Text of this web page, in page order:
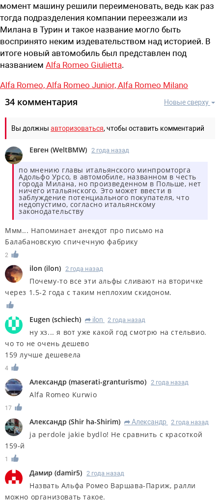
момент машину решили переименовать, ведь как раз
тогда подразделения компании переезжали из
Милана в Турин и такое название могло быть
воспринято неким издевательством над историей. В
итоге новый автомобиль был представлен под
названием Alfa Romeo Giulietta.
Alfa Romeo, Alfa Romeo Junior, Alfa Romeo Milano
Новые сверху
34 комментария
Вы должны авторизоваться, чтобы оставить комментарий
Евген (WeltBMW) 2 года назад
по мнению главы итальянского минпромторга
Адольфо Урсо, в автомобиле, названном в честь
города Милана, но произведенном в Польше, нет
ничего итальянского. Это может ввести в
заблуждение потенциального покупателя, что
недопустимо, согласно итальянскому
законодательству
Ммм... Напоминает анекдот про письмо на
Балабановскую спичечную фабрику
2
ilon (ilon) 2 года назад
Почему-то все эти альфы сливают на вторичке
через 1.5-2 года с таким неплохим скидоном.
Eugen (schiech) R ilon 2 года назад
ну хз... я вот уже какой год смотрю на стельвио.
чо то не очень дешево
159 лучше дешевела
4
Александр (maserati-granturismo) 2 года назад
Alfa Romeo Kurwio
17
Александр (Shir ha-Shirim) R Александр 2 года назад
ja perdole jakie bydlo! Не сравнить с красоткой
159-й
1
Дамир (damir5) 2 года назад
Назвать Альфа Ромео Варшава-Париж, ралли
можно организовать такое.